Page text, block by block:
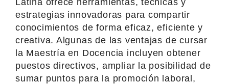
estrategias innovadoras para compartir
conocimientos de forma eficaz, eficiente y
creativa. Algunas de las ventajas de cursar
la Maestría en Docencia incluyen obtener
puestos directivos, ampliar la posibilidad de
sumar puntos para la promoción laboral,